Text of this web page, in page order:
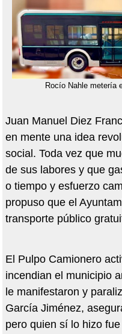
Rocío Nahle metería
Juan Manuel Diez
en mente una idea
social. Toda vez que
de sus labores y que
o tiempo y esfuerzo
propuso que el
transporte público
El Pulpo Camionero
incendian el municipio
le manifestaron y
García Jiménez,
pero quien sí lo hizo